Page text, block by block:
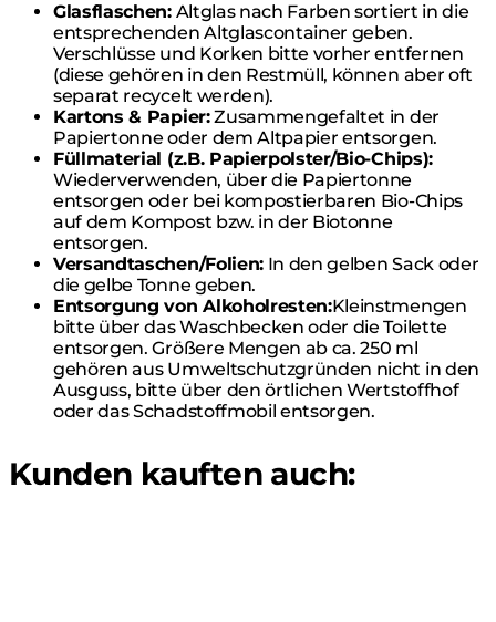
Glasflaschen:Altglas nach Farben sortiert in die
entsprechenden Altglascontainer geben.
Verschlüsse und Korken bitte vorher entfernen
(diese gehören in den Restmüll, können aber oft
separat recycelt werden).
Kartons & Papier:Zusammengefaltet in der
Papiertonne oder dem Altpapier entsorgen.
Füllmaterial (z.B. Papierpolster/Bio-Chips):
Wiederverwenden, über die Papiertonne
entsorgen oder bei kompostierbaren Bio-Chips
auf dem Kompost bzw. in der Biotonne
entsorgen.
Versandtaschen/Folien:In den gelben Sack oder
die gelbe Tonne geben.
Entsorgung von Alkoholresten:Kleinstmengen
bitte über das Waschbecken oder die Toilette
entsorgen. Größere Mengen ab ca. 250 ml
gehören aus Umweltschutzgründen nicht in den
Ausguss, bitte über den örtlichen Wertstoffhof
oder das Schadstoffmobil entsorgen.
Kunden kauften auch: